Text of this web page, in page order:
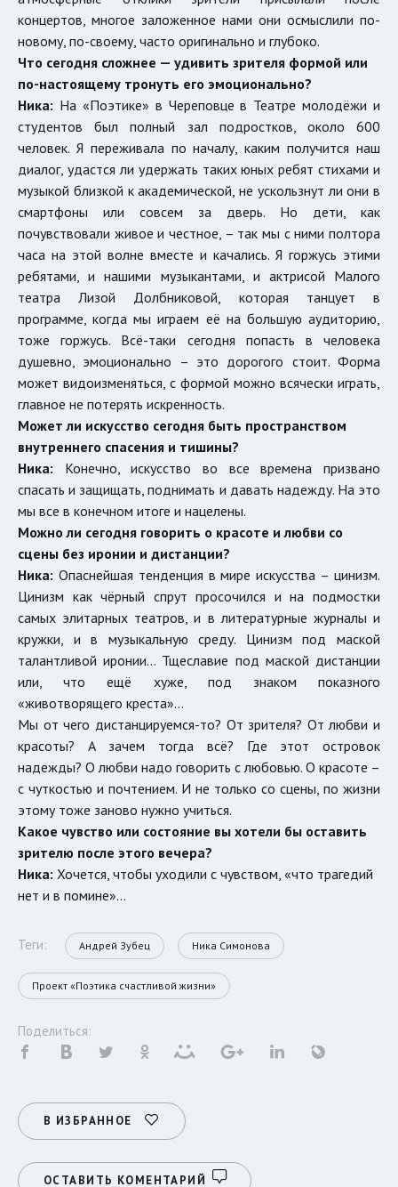
концертов, многое заложенное нами они осмыслили по-
новому, по-своему, часто оригинально и глубоко.
Что сегодня сложнее — удивить зрителя формой или
по-настоящему тронуть его эмоционально?
Ника: На «Поэтике» в Череповце в Театре молодёжи и
студентов был полный зал подростков, около 600
человек. Я переживала по началу, каким получится наш
диалог, удастся ли удержать таких юных ребят стихами и
музыкой близкой к академической, не ускользнут ли они в
смартфоны или совсем за дверь. Но дети, как
почувствовали живое и честное, – так мы с ними полтора
часа на этой волне вместе и качались. Я горжусь этими
ребятами, и нашими музыкантами, и актрисой Малого
театра Лизой Долбниковой, которая танцует в
программе, когда мы играем её на большую аудиторию,
тоже горжусь. Всё-таки сегодня попасть в человека
душевно, эмоционально – это дорогого стоит. Форма
может видоизменяться, с формой можно всячески играть,
главное не потерять искренность.
Может ли искусство сегодня быть пространством
внутреннего спасения и тишины?
Ника: Конечно, искусство во все времена призвано
спасать и защищать, поднимать и давать надежду. На это
мы все в конечном итоге и нацелены.
Можно ли сегодня говорить о красоте и любви со
сцены без иронии и дистанции?
Ника: Опаснейшая тенденция в мире искусства – цинизм.
Цинизм как чёрный спрут просочился и на подмостки
самых элитарных театров, и в литературные журналы и
кружки, и в музыкальную среду. Цинизм под маской
талантливой иронии… Тщеславие под маской дистанции
или, что ещё хуже, под знаком показного
«животворящего креста»…
Мы от чего дистанцируемся-то? От зрителя? От любви и
красоты? А зачем тогда всё? Где этот островок
надежды? О любви надо говорить с любовью. О красоте –
с чуткостью и почтением. И не только со сцены, по жизни
этому тоже заново нужно учиться.
Какое чувство или состояние вы хотели бы оставить
зрителю после этого вечера?
Ника: Хочется, чтобы уходили с чувством, «что трагедий
нет и в помине»…
Теги: Андрей Зубец Ника Симонова
Проект «Поэтика счастливой жизни»
Поделиться:
В ИЗБРАННОЕ
ОСТАВИТЬ КОМЕНТАРИЙ